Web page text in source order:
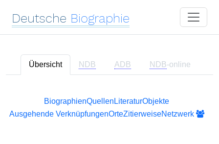
Deutsche Biographie
Übersicht NDB ADB NDB-online
BiographienQuellen LiteraturObjekte
Ausgehende VerknüpfungenOrteZitierweiseNetzwerk